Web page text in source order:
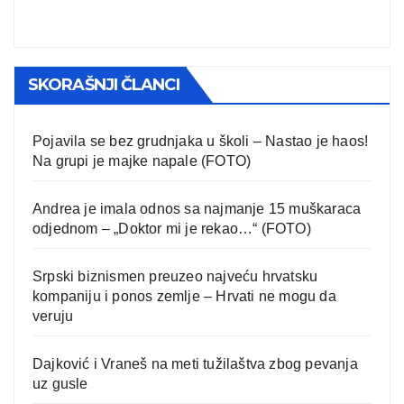
SKORAŠNJI ČLANCI
Pojavila se bez grudnjaka u školi – Nastao je haos!
Na grupi je majke napale (FOTO)
Andrea je imala odnos sa najmanje 15 muškaraca
odjednom – „Doktor mi je rekao…“ (FOTO)
Srpski biznismen preuzeo najveću hrvatsku
kompaniju i ponos zemlje – Hrvati ne mogu da
veruju
Dajković i Vraneš na meti tužilaštva zbog pevanja
uz gusle